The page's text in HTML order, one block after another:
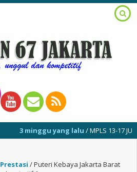
3 minggu yang lalu/ MPLS 13-17 JULI 2026
Prestasi /Puteri Kebaya Jakarta Barat